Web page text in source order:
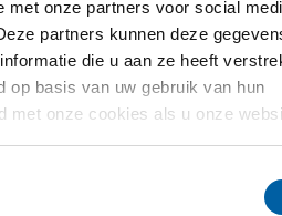
met onze partners voor social
partners kunnen deze
die u aan ze heeft
op basis van uw gebruik van hun
met onze cookies als u onze